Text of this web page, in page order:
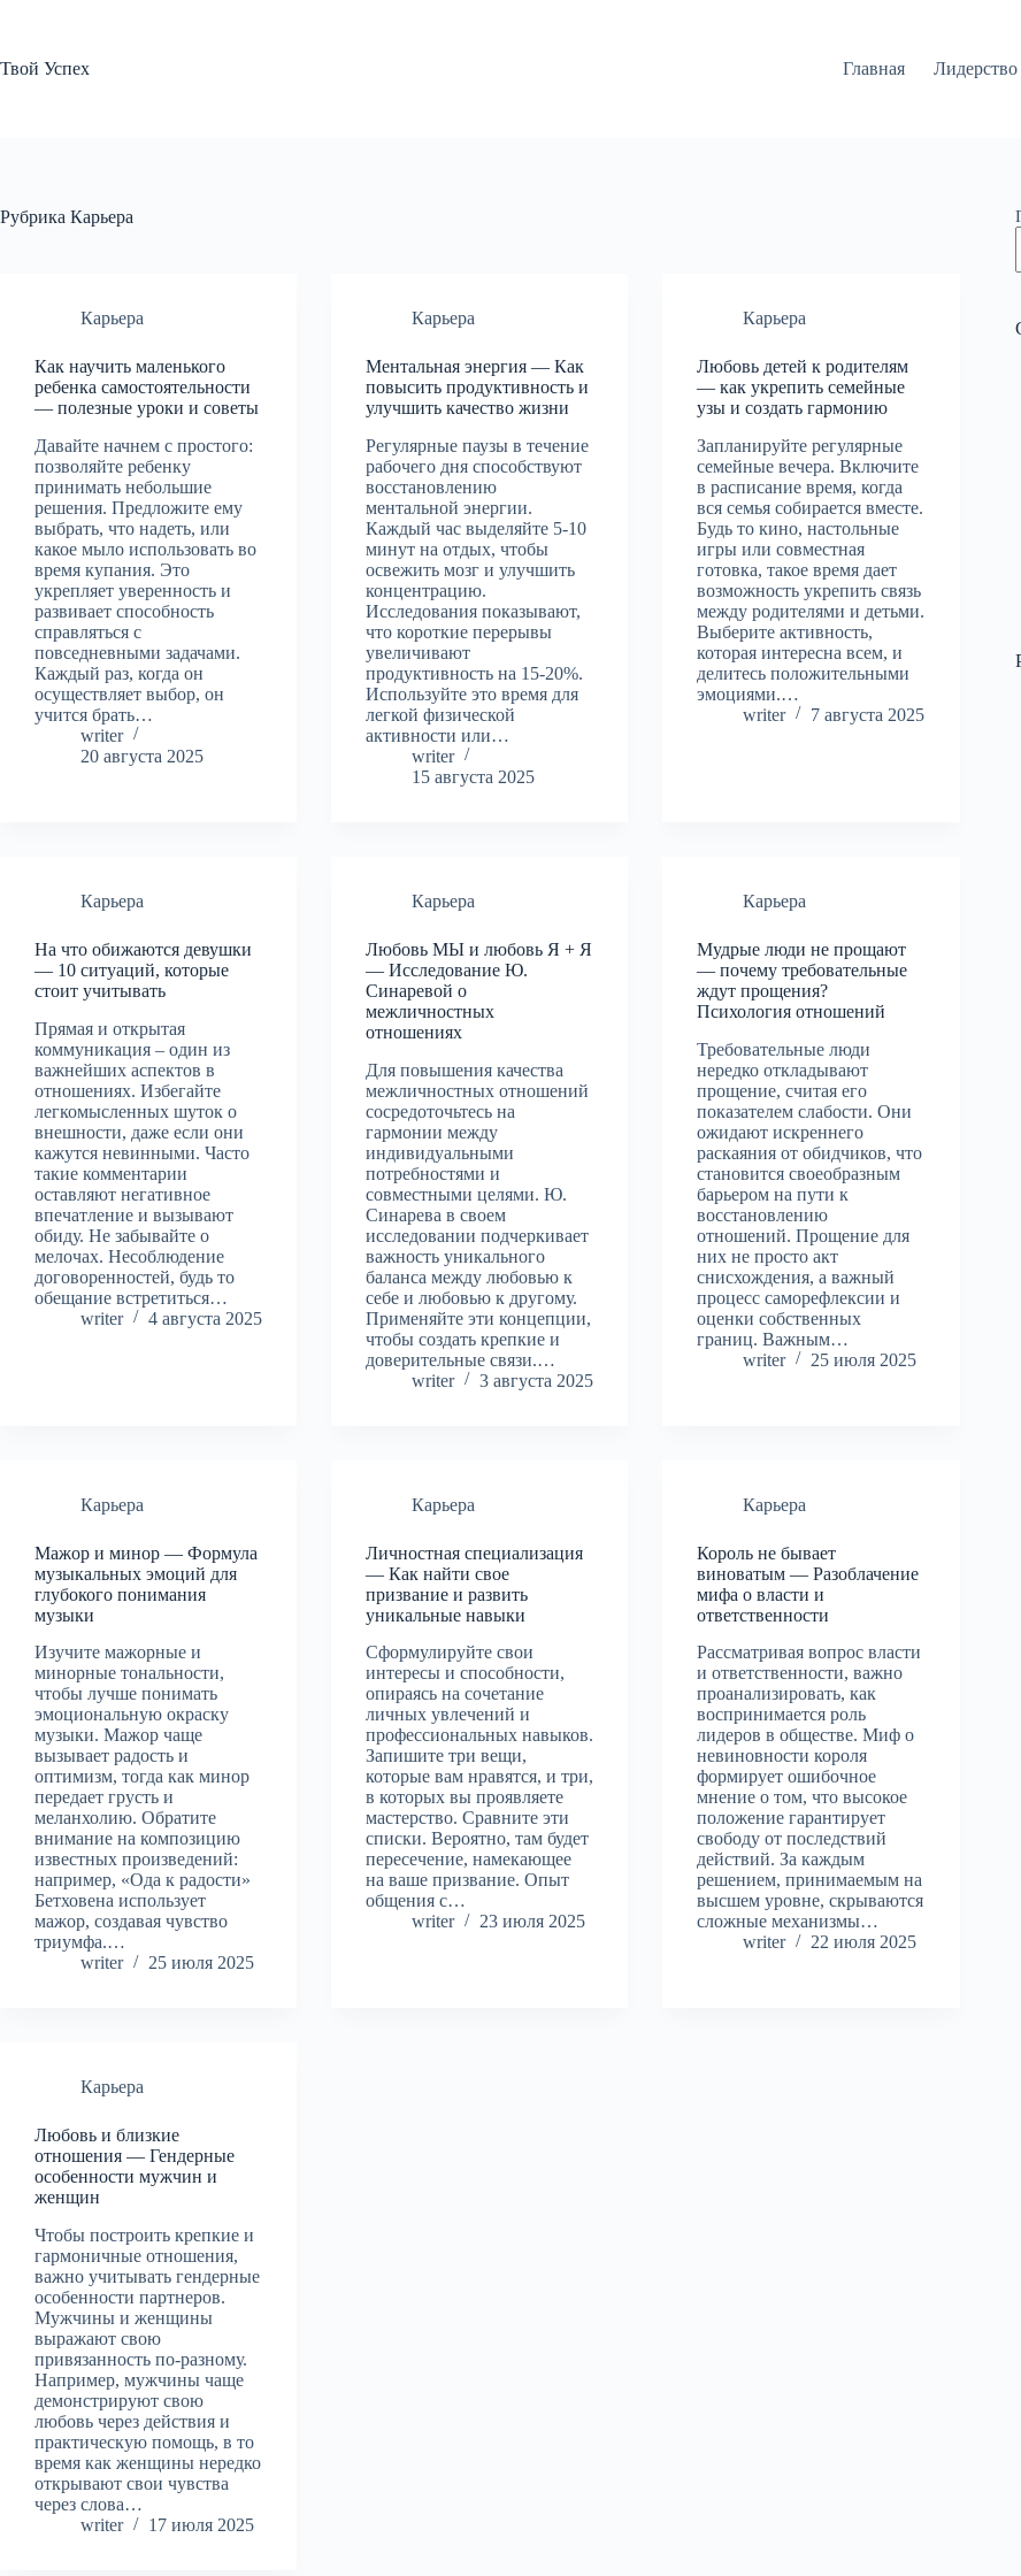
Твой Успех
Главная Лидерство
Рубрика Карьера
Карьера
Как научить маленького
ребенка самостоятельности
— полезные уроки и советы
Давайте начнем с простого:
позволяйте ребенку
принимать небольшие
решения. Предложите ему
выбрать, что надеть, или
какое мыло использовать во
время купания. Это
укрепляет уверенность и
развивает способность
справляться с
повседневными задачами.
Каждый раз, когда он
осуществляет выбор, он
учится брать…
writer
20 августа 2025
Карьера
Ментальная энергия — Как
повысить продуктивность и
улучшить качество жизни
Регулярные паузы в течение
рабочего дня способствуют
восстановлению
ментальной энергии.
Каждый час выделяйте 5-10
минут на отдых, чтобы
освежить мозг и улучшить
концентрацию.
Исследования показывают,
что короткие перерывы
увеличивают
продуктивность на 15-20%.
Используйте это время для
легкой физической
активности или…
writer
15 августа 2025
Карьера
Любовь детей к родителям
— как укрепить семейные
узы и создать гармонию
Запланируйте регулярные
семейные вечера. Включите
в расписание время, когда
вся семья собирается вместе.
Будь то кино, настольные
игры или совместная
готовка, такое время дает
возможность укрепить связь
между родителями и детьми.
Выберите активность,
которая интересна всем, и
делитесь положительными
эмоциями.…
writer
7 августа 2025
Карьера
На что обижаются девушки
— 10 ситуаций, которые
стоит учитывать
Прямая и открытая
коммуникация – один из
важнейших аспектов в
отношениях. Избегайте
легкомысленных шуток о
внешности, даже если они
кажутся невинными. Часто
такие комментарии
оставляют негативное
впечатление и вызывают
обиду. Не забывайте о
мелочах. Несоблюдение
договоренностей, будь то
обещание встретиться…
writer
4 августа 2025
Карьера
Любовь МЫ и любовь Я + Я
— Исследование Ю.
Синаревой о
межличностных
отношениях
Для повышения качества
межличностных отношений
сосредоточьтесь на
гармонии между
индивидуальными
потребностями и
совместными целями. Ю.
Синарева в своем
исследовании подчеркивает
важность уникального
баланса между любовью к
себе и любовью к другому.
Применяйте эти концепции,
чтобы создать крепкие и
доверительные связи.…
writer
3 августа 2025
Карьера
Мудрые люди не прощают
— почему требовательные
ждут прощения?
Психология отношений
Требовательные люди
нередко откладывают
прощение, считая его
показателем слабости. Они
ожидают искреннего
раскаяния от обидчиков, что
становится своеобразным
барьером на пути к
восстановлению
отношений. Прощение для
них не просто акт
снисхождения, а важный
процесс саморефлексии и
оценки собственных
границ. Важным…
writer
25 июля 2025
Карьера
Мажор и минор — Формула
музыкальных эмоций для
глубокого понимания
музыки
Изучите мажорные и
минорные тональности,
чтобы лучше понимать
эмоциональную окраску
музыки. Мажор чаще
вызывает радость и
оптимизм, тогда как минор
передает грусть и
меланхолию. Обратите
внимание на композицию
известных произведений:
например, «Ода к радости»
Бетховена использует
мажор, создавая чувство
триумфа.…
writer
25 июля 2025
Карьера
Личностная специализация
— Как найти свое
призвание и развить
уникальные навыки
Сформулируйте свои
интересы и способности,
опираясь на сочетание
личных увлечений и
профессиональных навыков.
Запишите три вещи,
которые вам нравятся, и три,
в которых вы проявляете
мастерство. Сравните эти
списки. Вероятно, там будет
пересечение, намекающее
на ваше призвание. Опыт
общения с…
writer
23 июля 2025
Карьера
Король не бывает
виноватым — Разоблачение
мифа о власти и
ответственности
Рассматривая вопрос власти
и ответственности, важно
проанализировать, как
воспринимается роль
лидеров в обществе. Миф о
невиновности короля
формирует ошибочное
мнение о том, что высокое
положение гарантирует
свободу от последствий
действий. За каждым
решением, принимаемым на
высшем уровне, скрываются
сложные механизмы…
writer
22 июля 2025
Карьера
Любовь и близкие
отношения — Гендерные
особенности мужчин и
женщин
Чтобы построить крепкие и
гармоничные отношения,
важно учитывать гендерные
особенности партнеров.
Мужчины и женщины
выражают свою
привязанность по-разному.
Например, мужчины чаще
демонстрируют свою
любовь через действия и
практическую помощь, в то
время как женщины нередко
открывают свои чувства
через слова…
writer
17 июля 2025